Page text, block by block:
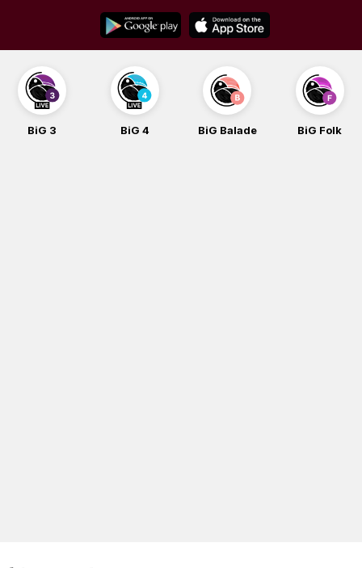
content
BiG 3 BiG 4 BiG Balade BiG Folk